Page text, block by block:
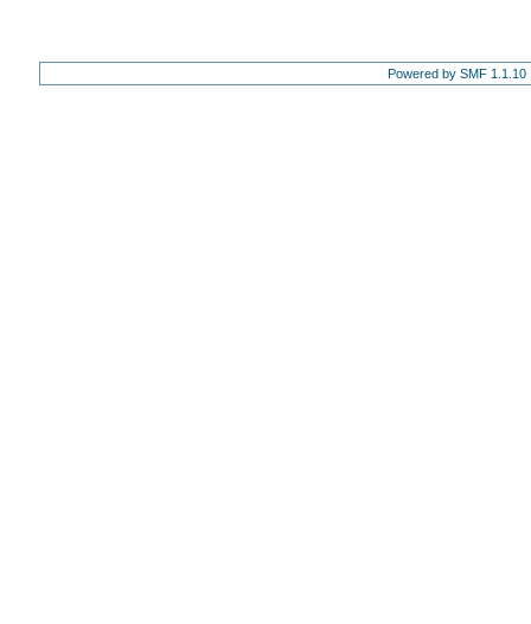
Powered by SMF 1.1.10